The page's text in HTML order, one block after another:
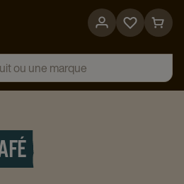
Go
page
Go
page